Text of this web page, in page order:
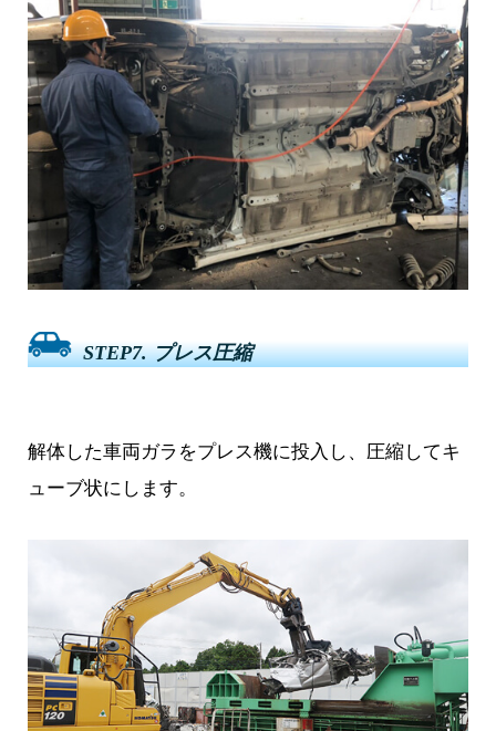
STEP7. プレス圧縮
解体した車両ガラをプレス機に投入し、圧縮してキ
ューブ状にします。